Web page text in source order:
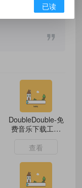
DoubleDouble-免
费音乐下载工具
查看
已读